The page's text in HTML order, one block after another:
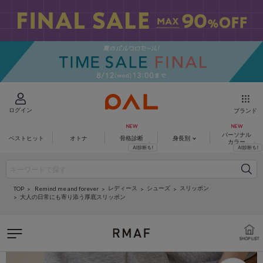
ログイン ブランド
ベストヒット オトナ 骨格診断 身長別
パーソナル
カラー
TOP Remind me and forever レディース シューズ
スリッポン
大人の日常にも寄り添う厚底スリッポン